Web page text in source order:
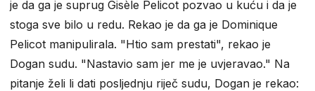
je da ga je suprug Gisèle Pelicot pozvao u kuću i da je
stoga sve bilo u redu. Rekao je da ga je Dominique
Pelicot manipulirala. "Htio sam prestati", rekao je
Dogan sudu. "Nastavio sam jer me je uvjeravao." Na
pitanje želi li dati posljednju riječ sudu, Dogan je rekao: